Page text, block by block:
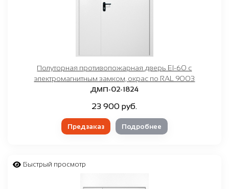
Полуторная противопожарная дверь EI-60 с
электромагнитным замком, окрас по RAL 9003
ДМП-02-1824
23 900 руб.
Предзаказ Подробнее
Быстрый просмотр